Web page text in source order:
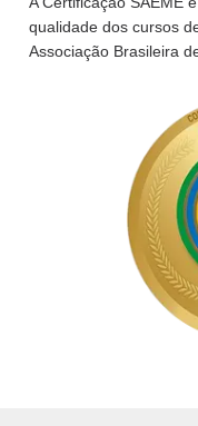
qualidade dos cursos
Associação Brasileira